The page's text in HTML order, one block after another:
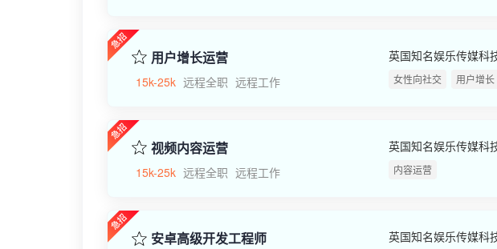
用户增长运营
15k-25k 远程全职 远程工作
英国知名娱乐传媒科
女性向社交 用户增长
视频内容运营
15k-25k 远程全职 远程工作
英国知名娱乐传媒科
内容运营
安卓高级开发工程师 英国知名娱乐传媒科